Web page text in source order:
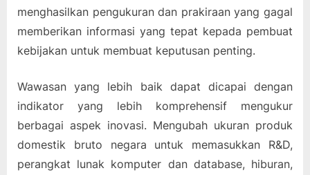
menghasilkan pengukuran dan prakiraan yang gagal
memberikan informasi yang tepat kepada pembuat
kebijakan untuk membuat keputusan penting.
Wawasan yang lebih baik dapat dicapai dengan
indikator yang lebih komprehensif mengukur
berbagai aspek inovasi. Mengubah ukuran produk
domestik bruto negara untuk memasukkan R&D,
perangkat lunak komputer dan database, hiburan,